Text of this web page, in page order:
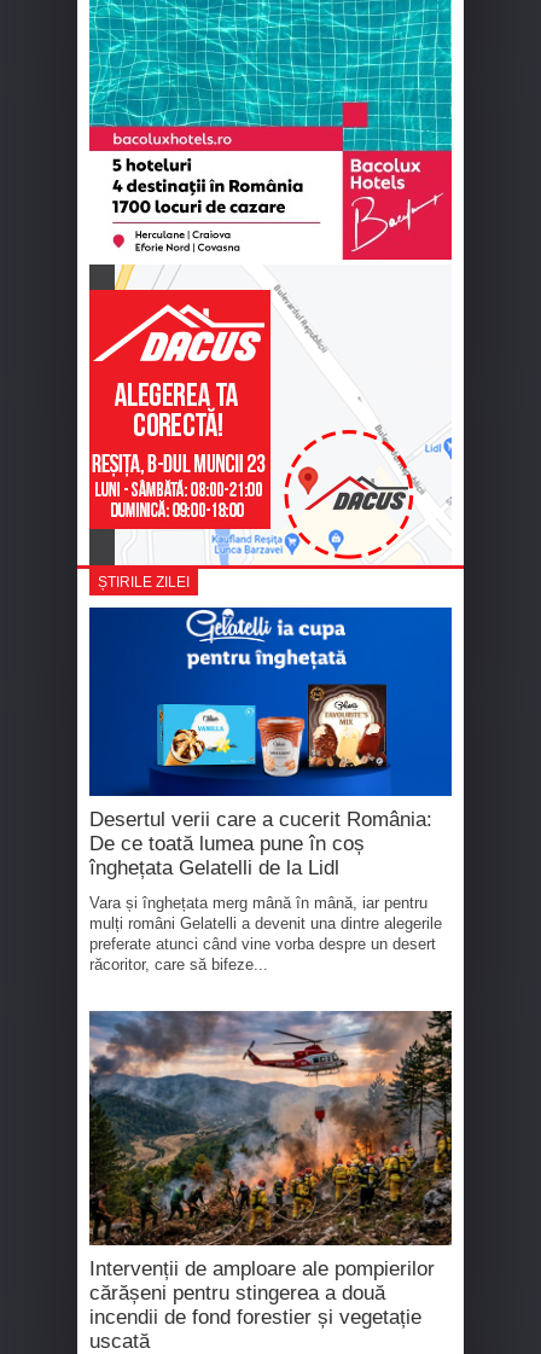
ȘTIRILE ZILEI
Desertul verii care a cucerit România:
De ce toată lumea pune în coș
înghețata Gelatelli de la Lidl
Vara și înghețata merg mână în mână, iar pentru
mulți români Gelatelli a devenit una dintre alegerile
preferate atunci când vine vorba despre un desert
răcoritor, care să bifeze...
Intervenții de amploare ale pompierilor
cărășeni pentru stingerea a două
incendii de fond forestier și vegetație
uscată